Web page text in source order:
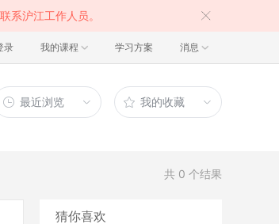
系沪江工作人员。
录 我的课程 学习方案 消息
最近浏览 我的收藏
共 0 个结果
猜你喜欢